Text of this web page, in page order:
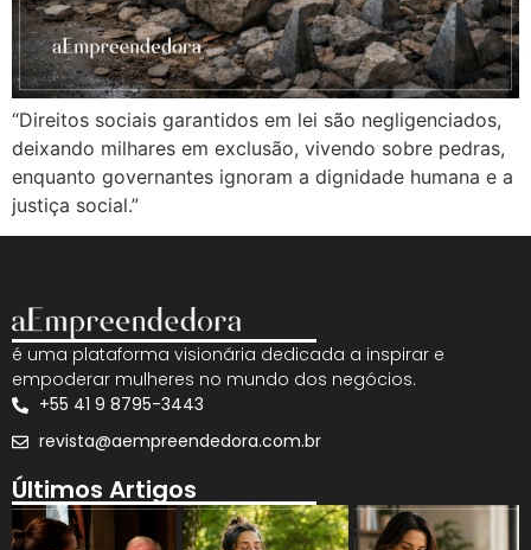
“Direitos sociais garantidos em lei são negligenciados,
deixando milhares em exclusão, vivendo sobre pedras,
enquanto governantes ignoram a dignidade humana e a
justiça social.”
é uma plataforma visionária dedicada a inspirar e
empoderar mulheres no mundo dos negócios.
+55 41 9 8795-3443
revista@aempreendedora.com.br
Últimos Artigos